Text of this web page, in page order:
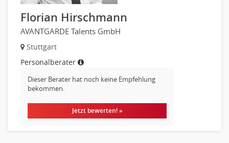
Finanzen Leitung, Teamleitung
Finanzen Prozessmanagement
Rechnungswesen
Revision
Steuern
Treasury
Wirtschaftsprüfung
Arbeitssicherheit
Florian Hirschmann
AVANTGARDE Talents GmbH
Stuttgart
Personalberater
Dieser Berater hat noch keine Empfehlung
bekommen.
Jetzt bewerten! »